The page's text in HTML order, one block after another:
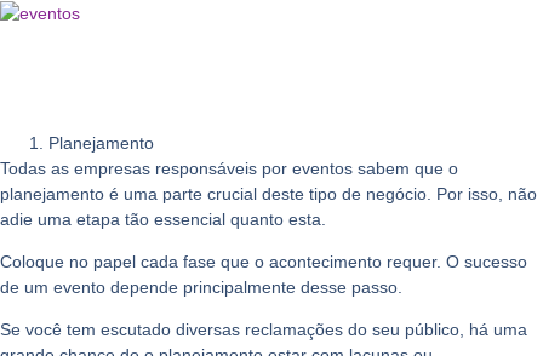
Planejamento
Todas as empresas responsáveis por eventos sabem que o
planejamento é uma parte crucial deste tipo de negócio. Por isso, não
adie uma etapa tão essencial quanto esta.
Coloque no papel cada fase que o acontecimento requer. O sucesso
de um evento depende principalmente desse passo.
Se você tem escutado diversas reclamações do seu público, há uma